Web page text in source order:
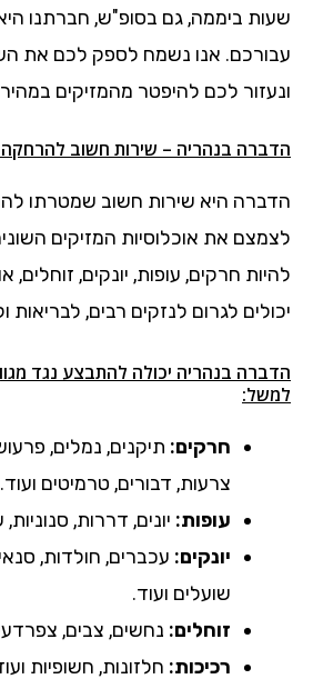
שעות ביממה, גם בסופ"ש, חברתנו
עבורכם. אנו נשמח לספק לכם את
ונעזור לכם להיפטר מהמזיקים
הדברה בנהריה – שירות חשוב
הדברה היא שירות חשוב שמטרתו
לצמצם את אוכלוסיות המזיקים
להיות חרקים, עופות, יונקים, זוחלים,
יכולים לגרום לנזקים רבים, לבריאות
הדברה בנהריה יכולה להתבצע נגד
למשל:
חרקים: תיקנים, נמלים,
צרעות, דבורים, טרמיטים ועוד.
עופות: יונים, דררות,
יונקים: עכברים, חולדות,
שועלים ועוד.
זוחלים: נחשים, צבים,
רכיכות: חלזונות, חשופיות